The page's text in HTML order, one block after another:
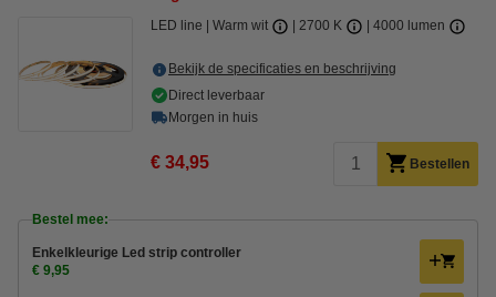
LED line Warm wit 2700 K 4000 lumen
Bekijk de specificaties en beschrijving
Direct leverbaar
Morgen in huis
€ 34,95 Bestellen
Bestel mee:
Enkelkleurige Led strip controller
€ 9,95